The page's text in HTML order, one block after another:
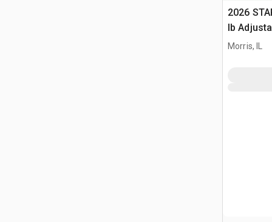
2026
lb
Gantry
Morris, IL